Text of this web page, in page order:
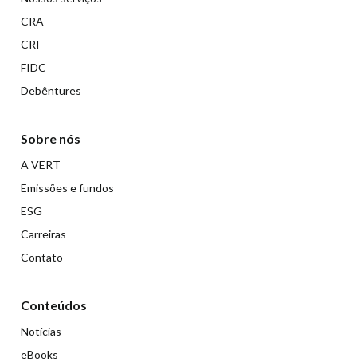
CRA
CRI
FIDC
Debêntures
Sobre nós
A VERT
Emissões e fundos
ESG
Carreiras
Contato
Conteúdos
Notícias
eBooks